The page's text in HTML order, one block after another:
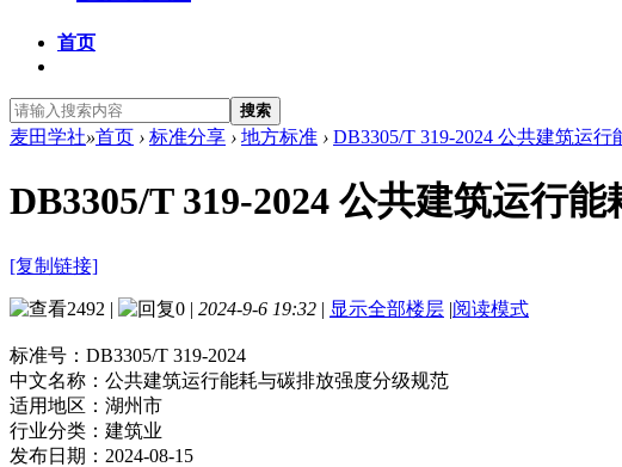
首页
搜索
麦田学社»首页 › 标准分享 › 地方标准 › DB3305/T 319-2024 公共建筑运
DB3305/T 319-2024 公共建筑运行
[复制链接]
2492 | 0 | 2024-9-6 19:32 | 显示全部楼层 |阅读模式
标准号： DB3305/T 319-2024
中文名称： 公共建筑运行能耗与碳排放强度分级规范
适用地区： 湖州市
行业分类： 建筑业
发布日期： 2024-08-15